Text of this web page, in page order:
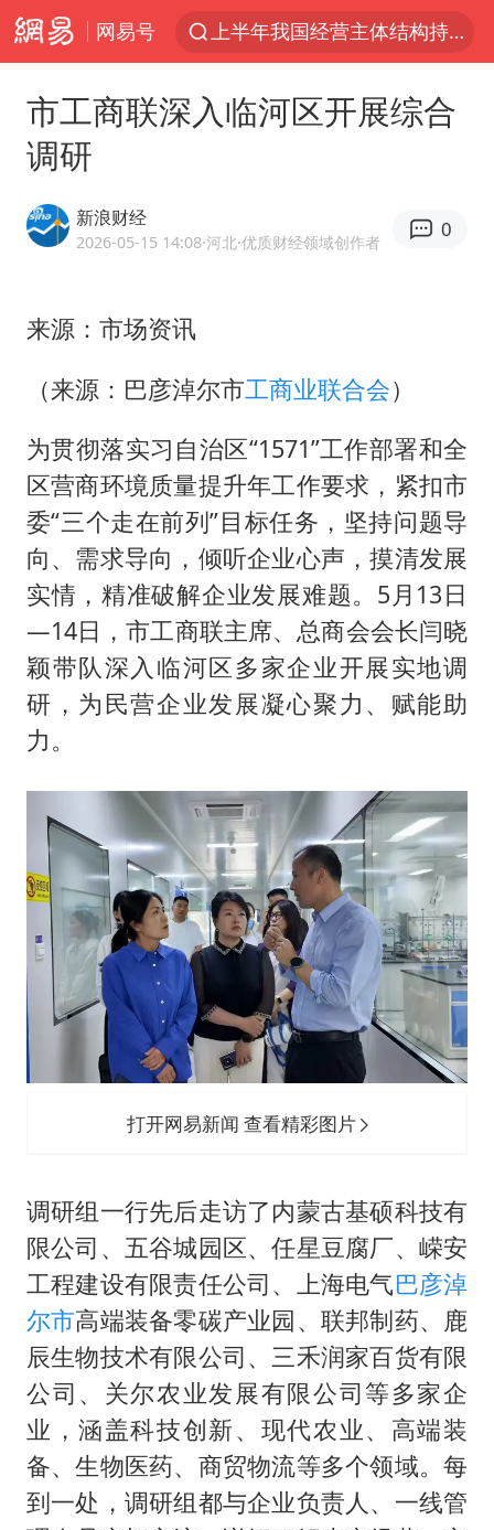
网易号
上半年我国经营主体结构持续优化
《披荆斩棘2026》阵容官宣
上海有出现龙卷潜势
以军士兵把枪口对准中国记者
2025年小学教师减少13.19万
韩军前线部队连曝丑闻
上海大部迎大暴雨
《龙餐馆》 冲奖
武契奇会见泽连斯基有何意图
笔试第一被劝弃考涉事副校长被撤职
市工商联深入临河区开展综合
调研
新浪财经
2026-05-15 14:08·河北·优质财经领域创作者
0
来源：市场资讯
（来源：巴彦淖尔市工商业联合会）
为贯彻落实习自治区“1571”工作部署和全
区营商环境质量提升年工作要求，紧扣市
委“三个走在前列”目标任务，坚持问题导
向、需求导向，倾听企业心声，摸清发展
实情，精准破解企业发展难题。5月13日
—14日，市工商联主席、总商会会长闫晓
颖带队深入临河区多家企业开展实地调
研，为民营企业发展凝心聚力、赋能助
力。
打开网易新闻 查看精彩图片
调研组一行先后走访了内蒙古基硕科技有
限公司、五谷城园区、任星豆腐厂、嵘安
工程建设有限责任公司、上海电气巴彦淖
尔市高端装备零碳产业园、联邦制药、鹿
辰生物技术有限公司、三禾润家百货有限
公司、关尔农业发展有限公司等多家企
业，涵盖科技创新、现代农业、高端装
备、生物医药、商贸物流等多个领域。每
到一处，调研组都与企业负责人、一线管